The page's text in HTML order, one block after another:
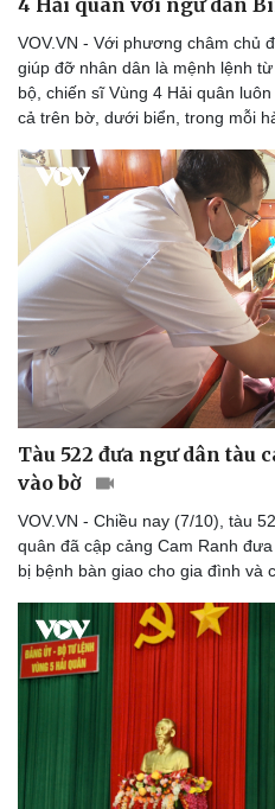
Doanh nghiệp
Doanh nghiệp 24h
Doanh nhân
Vì cộng đồng
4 Hải quân với ngư dân
VOV.VN - Với phương châm chủ
giúp đỡ nhân dân là mệnh lệnh
bộ, chiến sĩ Vùng 4 Hải quân
cả trên bờ, dưới biển, trong mỗi
Tàu 522 đưa ngư dân tàu
vào bờ
VOV.VN - Chiều nay (7/10), tàu
quân đã cập cảng Cam Ranh
bị bệnh bàn giao cho gia đình và